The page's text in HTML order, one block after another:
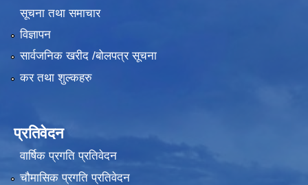
सूचना तथा समाचार
विज्ञापन
सार्वजनिक खरीद /बोलपत्र सूचना
कर तथा शुल्कहरु
प्रतिवेदन
वार्षिक प्रगति प्रतिवेदन
चौमासिक प्रगति प्रतिवेदन